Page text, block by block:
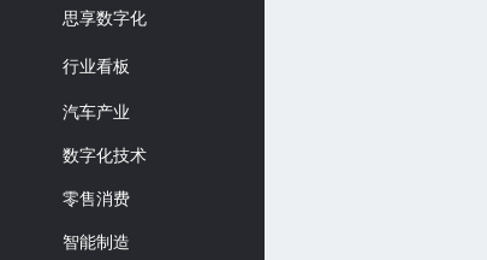
思享数字化
行业看板
汽车产业
数字化技术
零售消费
智能制造